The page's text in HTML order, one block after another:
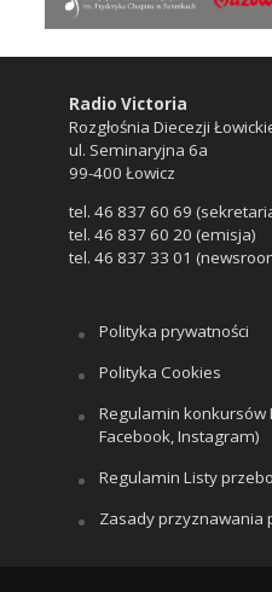
Radio Victoria
Rozgłośnia Diecezji
ul. Seminaryjna 6a
99-400 Łowicz
tel. 46 837 60 69
tel. 46 837 60 20 (emisja)
tel. 46 837 33 01
Polityka prywatności
Polityka Cookies
Regulamin konkursów
Facebook, Instagram)
Regulamin Listy
Zasady przyznawania